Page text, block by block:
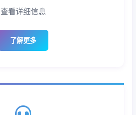
查看详细信息
了解更多